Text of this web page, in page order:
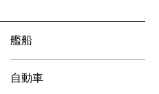
艦船
自動車